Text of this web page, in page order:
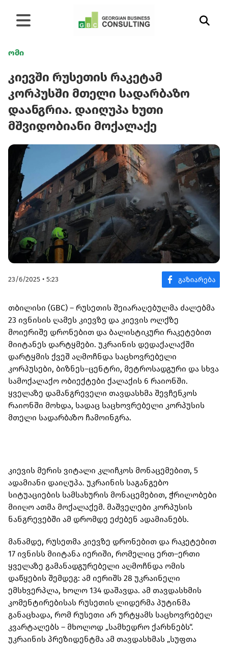
ომი
კიევში რუსეთის რაკეტამ
კორპუსში მთელი სადარბაზო
დაანგრია. დაიღუპა ხუთი
მშვიდობიანი მოქალაქე
23/6/2025 • 5:23
თბილისი (GBC) – რუსეთის შეიარაღებულმა ძალებმა
23 ივნისის ღამეს კიევზე და კიევის ოლქზე
მოიერიშე დრონებით და ბალისტიკური რაკეტებით
მიიტანეს დარტყმები. უკრაინის დედაქალაქში
დარტყმის ქვეშ აღმოჩნდა საცხოვრებელი
კორპუსები, ბიზნეს–ცენტრი, მეტროსადგური და სხვა
სამოქალაქო ობიექტები ქალაქის 6 რაიონში.
ყველაზე დამანგრეველი თავდასხმა შევჩენკოს
რაიონში მოხდა, სადაც საცხოვრებელი კორპუსის
მთელი სადარბაზო ჩამოინგრა.
კიევის მერის ვიტალი კლიჩკოს მონაცემებით, 5
ადამიანი დაიღუპა. უკრაინის საგანგებო
სიტუაციების სამსახურის მონაცემებით, ჭრილობები
მიიღო ათმა მოქალაქემ. მაშველები კორპუსის
ნანგრევებში ამ დრომდე ეძებენ ადამიანებს.
მანამდე, რუსეთმა კიევზე დრონებით და რაკეტებით
17 ივნისს მიიტანა იერიში, რომელიც ერთ–ერთი
ყველაზე გამანადგურებელი აღმოჩნდა ომის
დაწყების შემდეგ: ამ იერიშს 28 უკრაინელი
ემსხვერპლა, ხოლო 134 დაშავდა. ამ თავდასხმის
კომენტირებისას რუსეთის ლიდერმა პუტინმა
განაცხადა, რომ რუსეთი არ ურტყამს საცხოვრებელ
კვარტალებს – მხოლოდ „სამხედრო ქარხნებს“.
უკრაინის პრეზიდენტმა ამ თავდასხმას „სუფთა